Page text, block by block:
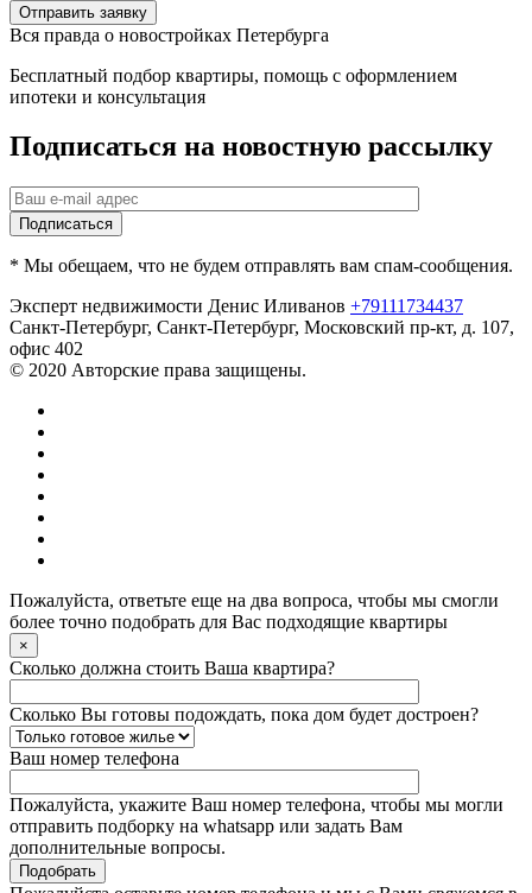
Отправить заявку
Вся правда о новостройках Петербурга
Бесплатный подбор квартиры, помощь с оформлением
ипотеки и консультация
Подписаться на новостную рассылку
* Мы обещаем, что не будем отправлять вам спам-сообщения.
Эксперт недвижимости Денис Иливанов +79111734437
Санкт-Петербург, Санкт-Петербург, Московский пр-кт, д. 107,
офис 402
© 2020 Авторские права защищены.
Пожалуйста, ответьте еще на два вопроса, чтобы мы смогли
более точно подобрать для Вас подходящие квартиры
×
Сколько должна стоить Ваша квартира?
Сколько Вы готовы подождать, пока дом будет достроен?
Ваш номер телефона
Пожалуйста, укажите Ваш номер телефона, чтобы мы могли
отправить подборку на whatsapp или задать Вам
дополнительные вопросы.